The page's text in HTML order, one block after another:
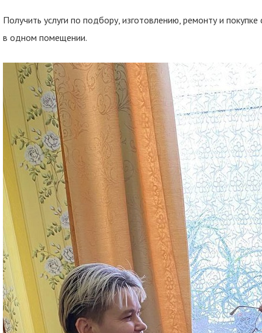
Получить услуги по подбору, изготовлению, ремонту и
в одном помещении.